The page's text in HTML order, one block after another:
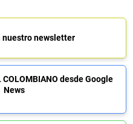
nuestro newsletter
desde Google
News